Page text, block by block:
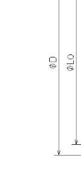
请填写表
深